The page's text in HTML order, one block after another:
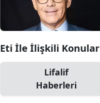
Eti İle İlişkili Konular
Lifalif
Haberleri